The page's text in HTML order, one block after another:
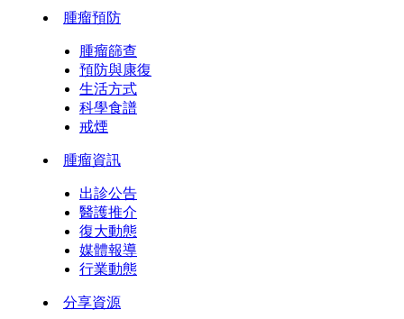
腫瘤預防
腫瘤篩查
預防與康復
生活方式
科學食譜
戒煙
腫瘤資訊
出診公告
醫護推介
復大動態
媒體報導
行業動態
分享資源